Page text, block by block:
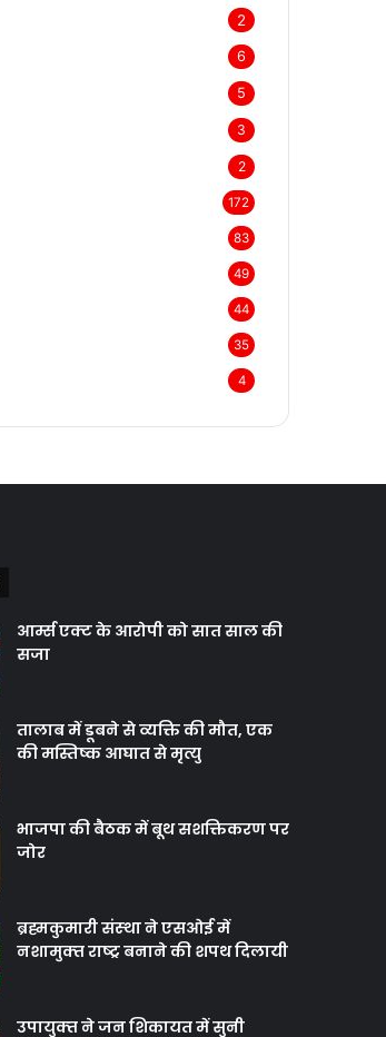
2
6
5
3
2
172
83
49
44
35
4
आर्म्स एक्ट के आरोपी को सात साल की
सजा
तालाब में डूबने से व्यक्ति की मौत, एक
की मस्तिष्क आघात से मृत्यु
भाजपा की बैठक में बूथ सशक्तिकरण पर
जोर
ब्रह्मकुमारी संस्‍था ने एसओई में
नशामुक्‍त राष्‍ट्र बनाने की शपथ दिलायी
उपायुक्‍त ने जन शिकायत में सुनी